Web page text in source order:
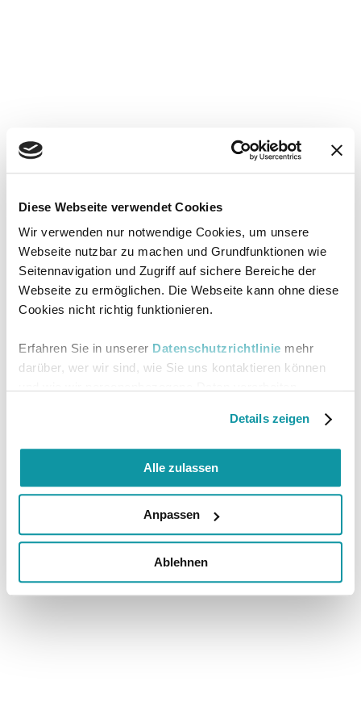
Diese Webseite verwendet Cookies
Wir verwenden nur notwendige Cookies, um unsere
Webseite nutzbar zu machen und Grundfunktionen wie
Seitennavigation und Zugriff auf sichere Bereiche der
Webseite zu ermöglichen. Die Webseite kann ohne diese
Cookies nicht richtig funktionieren.
Erfahren Sie in unserer Datenschutzrichtlinie mehr
darüber, wer wir sind, wie Sie uns kontaktieren können
Details zeigen
Alle zulassen
Anpassen
Ablehnen